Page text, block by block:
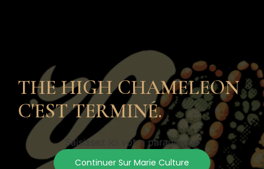
THE HIGH CHAMELEON
C'EST TERMINÉ.
Saisissez ici votre paragraphe
Continuer Sur Marie Culture